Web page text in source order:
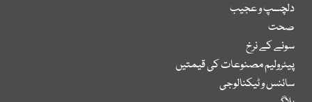
دلچسپ و عجیب
صحت
سونے کے نرخ
پیٹرولیم مصنوعات کی قیمتیں
سائنس و ٹیکنالوجی